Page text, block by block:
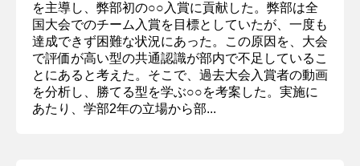
を主導し、弊部初の○○入賞に貢献した。弊部は全
国大会でのチーム入賞を目標としていたが、一度も
達成できず困難な状況にあった。この原因を、大会
で評価が高い型の共通認識が部内で不足しているこ
とにあると考えた。そこで、過去大会入賞者の動画
を分析し、勝てる型を学ぶ○○を考案した。実施に
あたり、学部2年の立場から部...